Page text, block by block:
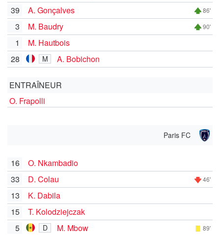
39 A. Gonçalves 86'
3 M. Baudry 90'
1
M. Hautbois
28
M A. Bobichon
ENTRAÎNEUR
O. Frapolli
Paris FC
16
O. Nkambadio
33
D. Colau 46'
13
K. Dabila
15
T. Kolodziejczak
5
D M. Mbow 89'